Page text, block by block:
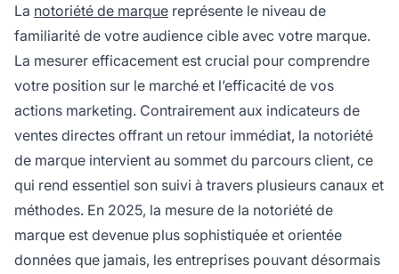
La notoriété de marque représente le niveau de
familiarité de votre audience cible avec votre marque.
La mesurer efficacement est crucial pour comprendre
votre position sur le marché et l’efficacité de vos
actions marketing. Contrairement aux indicateurs de
ventes directes offrant un retour immédiat, la notoriété
de marque intervient au sommet du parcours client, ce
qui rend essentiel son suivi à travers plusieurs canaux et
méthodes. En 2025, la mesure de la notoriété de
marque est devenue plus sophistiquée et orientée
données que jamais, les entreprises pouvant désormais